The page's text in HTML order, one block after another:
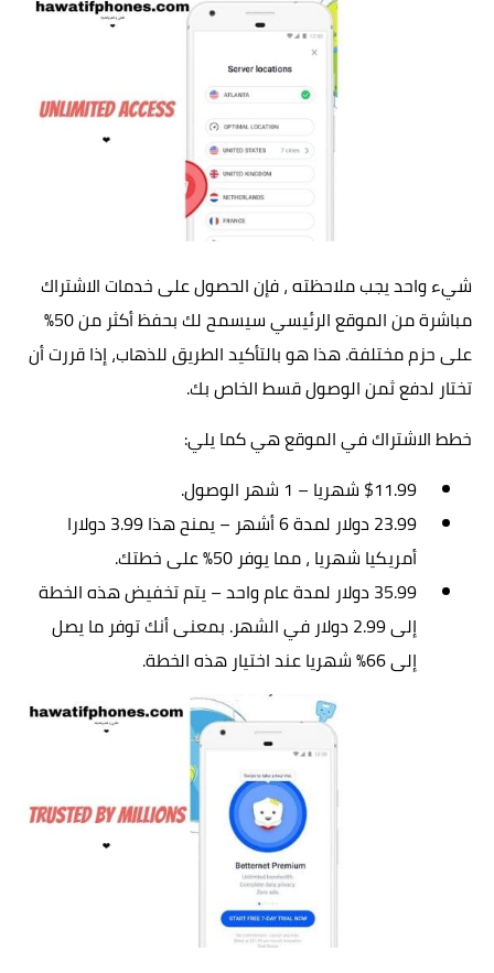
شيء واحد يجب ملاحظته ، فإن الحصول على خدمات الاشتراك
مباشرة من الموقع الرئيسي سيسمح لك بحفظ أكثر من 50٪
على حزم مختلفة. هذا هو بالتأكيد الطريق للذهاب، إذا قررت أن
تختار لدفع ثمن الوصول قسط الخاص بك.
خطط الاشتراك في الموقع هي كما يلي:
$11.99 شهريا – 1 شهر الوصول.
23.99 دولار لمدة 6 أشهر – يمنح هذا 3.99 دولارا
أمريكيا شهريا ، مما يوفر 50٪ على خطتك.
35.99 دولار لمدة عام واحد – يتم تخفيض هذه الخطة
إلى 2.99 دولار في الشهر. بمعنى أنك توفر ما يصل
إلى 66٪ شهريا عند اختيار هذه الخطة.